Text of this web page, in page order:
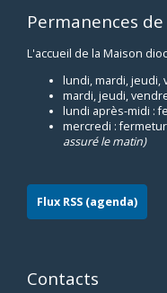
Permanences
L'accueil de la Maison
lundi, mardi, jeudi,
mardi, jeudi,
lundi après-midi :
mercredi :
assuré le matin)
Flux RSS (agenda)
Contacts